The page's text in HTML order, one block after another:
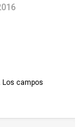
Los campos